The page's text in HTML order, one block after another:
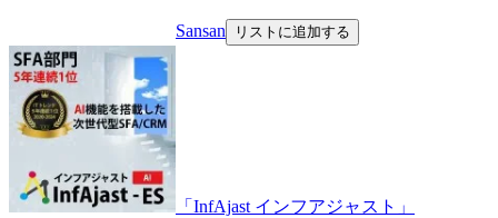
Sansan リストに追加する
「InfAjast インフアジャスト」